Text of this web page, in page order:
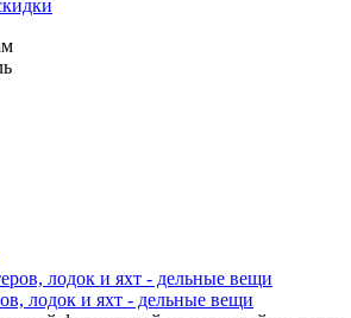
лодок и яхт - дельные вещи